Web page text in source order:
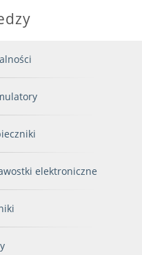
elektroniczne